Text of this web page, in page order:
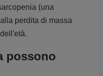
(una
perdita di massa
possono